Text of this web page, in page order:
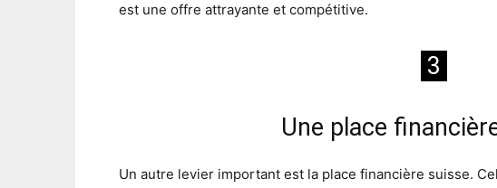
est une offre attrayante et compétitive.
3
Une place
Un autre levier important est la place financière suisse.